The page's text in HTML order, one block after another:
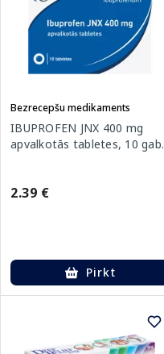
Bezrecepšu medikaments
IBUPROFEN JNX 400 mg
apvalkotās tabletes, 10 gab.
2.39 €
Pirkt